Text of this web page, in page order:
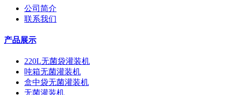
公司简介
联系我们
产品展示
220L无菌袋灌装机
吨箱无菌灌装机
盒中袋无菌灌装机
无菌灌装机